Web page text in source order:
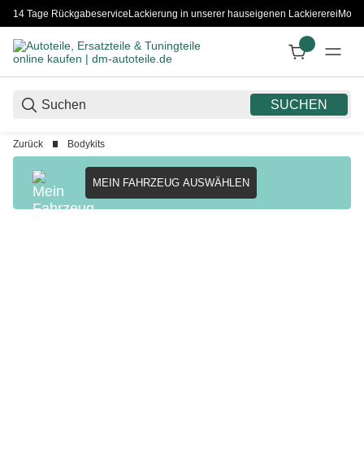
14 Tage RückgabeserviceLackierung in unserer hauseigenen Lackiererei
SUCHEN
Zurück Bodykits
MEIN FAHRZEUG AUSWÄHLEN